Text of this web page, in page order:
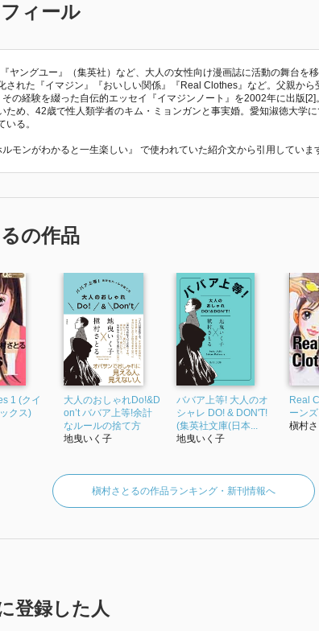
ィール
ヤングユー』（集英社）など、大人の女性向け漫画誌に活動の舞台を移
された『イマジン』『おいしい関係』『Real Clothes』など。父親から
の経験を綴った自伝的エッセイ『イマジンノート』を2002年に出版
ため、42歳で性人類学者のキム・ミョンガンと事実婚。愛知淑徳大学
いる。
ルモンがわかると一生楽しい』 で使われていた紹介文から引用していま
の作品
1 (クイ
クス)
大人のおしゃれDo!&D
on’t ババア上等!余計
なルールの捨て方
地曳いく子
ババア上等! 大人のオ
シャレ DO! & DON'T!
(集英社文庫(日本...
地曳いく子
Real
ーン
槇村
槇村さとるの作品ランキング・新刊情報へ
登録した人